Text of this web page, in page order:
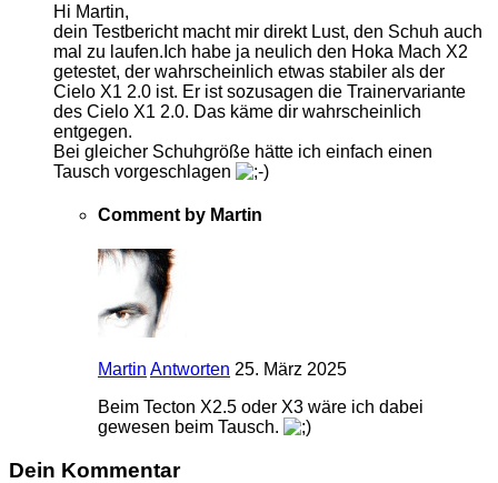
Hi Martin,
dein Testbericht macht mir direkt Lust, den Schuh auch
mal zu laufen.Ich habe ja neulich den Hoka Mach X2
getestet, der wahrscheinlich etwas stabiler als der
Cielo X1 2.0 ist. Er ist sozusagen die Trainervariante
des Cielo X1 2.0. Das käme dir wahrscheinlich
entgegen.
Bei gleicher Schuhgröße hätte ich einfach einen
Tausch vorgeschlagen
Comment by Martin
Martin Antworten 25. März 2025
Beim Tecton X2.5 oder X3 wäre ich dabei
gewesen beim Tausch.
Dein Kommentar